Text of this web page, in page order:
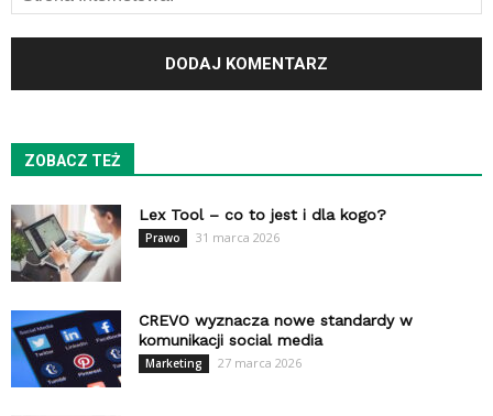
ZOBACZ TEŻ
Lex Tool – co to jest i dla kogo?
Prawo 31 marca 2026
CREVO wyznacza nowe standardy w
komunikacji social media
Marketing 27 marca 2026